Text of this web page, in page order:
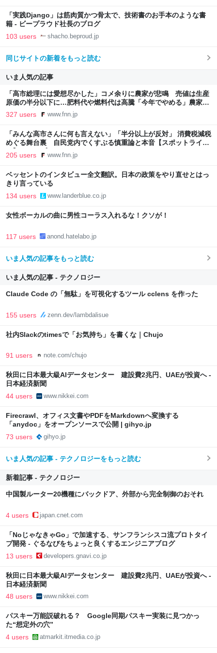
「実践Django」は筋肉質かつ骨太で、技術書のお手本のような書
籍 - ビープラウド社長のブログ
103 users shacho.beproud.jp
同じサイトの新着をもっと読む
いま人気の記事
「高市総理には愛想尽かした」コメ余りに農家が悲鳴 売値は生産
原価の半分以下に…肥料代や燃料代は高騰「今年でやめる」農家も
｜FNNプライムオンライン
327 users www.fnn.jp
「みんな高市さんに何も言えない」「半分以上が反対」 消費税減税
めぐる舞台裏 自民党内でくすぶる慎重論と本音【スポットライ
ト】｜FNNプライムオンライン
205 users www.fnn.jp
ベッセントのインタビュー全文翻訳。日本の政策をやり直せとはっ
きり言っている
134 users www.landerblue.co.jp
女性ボーカルの曲に男性コーラス入れるな！クソが！
117 users anond.hatelabo.jp
いま人気の記事をもっと読む
いま人気の記事 - テクノロジー
Claude Code の「無駄」を可視化するツール cclens を作った
155 users zenn.dev/lambdalisue
社内Slackのtimesで「お気持ち」を書くな｜Chujo
91 users note.com/chujo
秋田に日本最大級AIデータセンター 建設費2兆円、UAEが投資へ -
日本経済新聞
44 users www.nikkei.com
Firecrawl、オフィス文書やPDFをMarkdownへ変換する
「anydoc」をオープンソースで公開 | gihyo.jp
73 users gihyo.jp
いま人気の記事 - テクノロジーをもっと読む
新着記事 - テクノロジー
中国製ルーター20機種にバックドア、外部から完全制御のおそれ
4 users japan.cnet.com
「NoじゃなきゃGo」で加速する、サンフランシスコ流プロトタイ
プ開発 - ぐるなびをちょっと良くするエンジニアブログ
13 users developers.gnavi.co.jp
秋田に日本最大級AIデータセンター 建設費2兆円、UAEが投資へ -
日本経済新聞
48 users www.nikkei.com
パスキー万能説破れる？ Google同期パスキー実装に見つかっ
た“想定外の穴”
4 users atmarkit.itmedia.co.jp